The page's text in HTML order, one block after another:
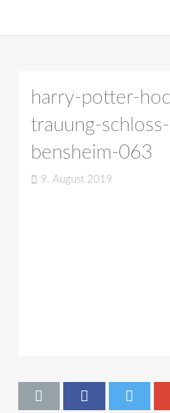
harry-potter-
trauung-
bensheim-063
9. August 2019